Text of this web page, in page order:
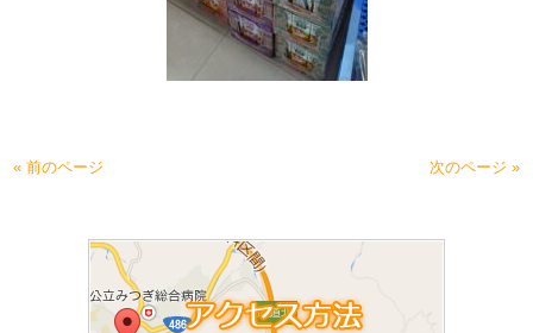
« 前のページ 次のページ »